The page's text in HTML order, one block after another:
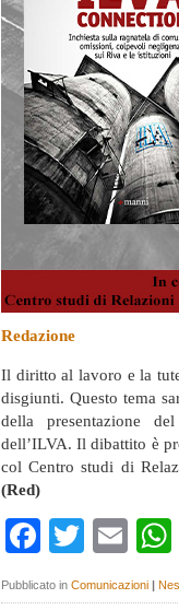
Redazione
Il diritto al lavoro e la
disgiunti. Questo tema
della presentazione
dell’ILVA. Il dibattito è
col Centro studi di
(Red)
Facebook
Twitter
Pubblicato in Comunicazioni